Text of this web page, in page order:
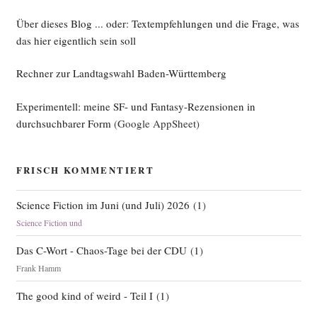
Über dieses Blog ... oder: Textempfehlungen und die Frage, was
das hier eigentlich sein soll
Rechner zur Landtagswahl Baden-Württemberg
Experimentell: meine SF- und Fantasy-Rezensionen in
durchsuchbarer Form (Google AppSheet)
FRISCH KOMMENTIERT
Science Fiction im Juni (und Juli) 2026 (1)
Science Fiction und
Das C-Wort - Chaos-Tage bei der CDU(1)
Frank Hamm
The good kind of weird - Teil I(1)